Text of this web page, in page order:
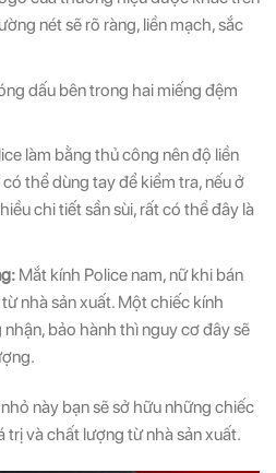
nét sẽ rõ ràng, liền mạch, sắc
dấu bên trong hai miếng đệm
làm bằng thủ công nên độ liền
thể dùng tay để kiểm tra, nếu ở
chi tiết sần sùi, rất có thể đây là
Mắt kính Police nam, nữ khi bán
nhà sản xuất. Một chiếc kính
bảo hành thì nguy cơ đây sẽ
này bạn sẽ sở hữu những chiếc
trị và chất lượng từ nhà sản xuất.